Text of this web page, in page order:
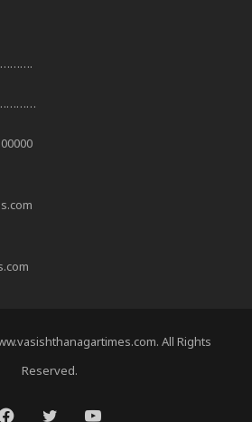
All Rights
Reserved.
Facebook
TwitterYouTube